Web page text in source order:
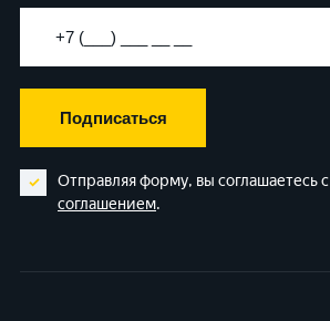
Подписаться
Отправляя форму, вы соглашаетесь с
соглашением.